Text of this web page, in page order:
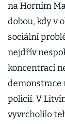
na Horním
dobou, kdy v
sociální
nejdřív
koncentrací
demonstrace
policií. V
vyvrcholilo